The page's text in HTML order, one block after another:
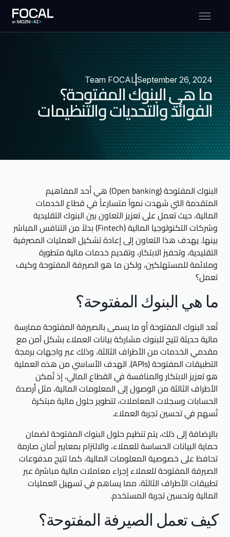
Team FOCALSeptember 26, 2024
ما هي البنوك المفتوحة؟
الفوائد والتحديات والتنظيمات
البنوك المفتوحة (Open banking) هي أحد المفاهيم
المتقدمة التي شهدت نمواً متسارعاً في قطاع الخدمات
المالية، حيث تعمل على تعزيز التعاون بين البنوك التقليدية
وشركات التكنولوجيا المالية (Fintech) بدلاً من التنافس المباشر
بينها. يهدف هذا التعاون إلى إعادة تشكيل العمليات المصرفية
التقليدية، وتحفيز الابتكار، وتقديم خدمات مالية متطورة
وملائمة للمستهلكين، ولكن ما هو الصيرفة المفتوحة وكيف
تعمل؟
ما هي البنوك المفتوحة؟
تُعد البنوك المفتوحة أو ما يسمى بالصيرفة المفتوحة ممارسة
مالية حديثة تتيح للبنوك مشاركة بيانات العملاء بشكل آمن مع
مقدمي الخدمات من الأطراف الثالثة، وذلك عبر واجهات برمجة
التطبيقات المفتوحة (APIs). الهدف الأساسي من هذه العملية
هو تعزيز الابتكار والمنافسة في القطاع المالي، إذ تُمكن
الأطراف الثالثة من الوصول إلى المعلومات المالية، مثل أرصدة
الحسابات وسجلات المعاملات، لتطوير حلول مالية مبتكرة
تُسهم في تحسين تجربة العملاء.
بالإضافة إلى ذلك، يتم تنظيم حلول البنوك المفتوحة لضمان
حماية البيانات الحساسة للعملاء، والالتزام بمعايير أمان صارمة
تحافظ على خصوصية المعلومات المالية، كما تتيح مدفوعات
الصيرفة المفتوحة للعملاء إجراء معاملات مالية مباشرة عبر
تطبيقات الأطراف الثالثة، مما يساهم في تسهيل العمليات
المالية وتحسين تجربة المستخدم.
كيف تعمل الصيرفة المفتوحة؟